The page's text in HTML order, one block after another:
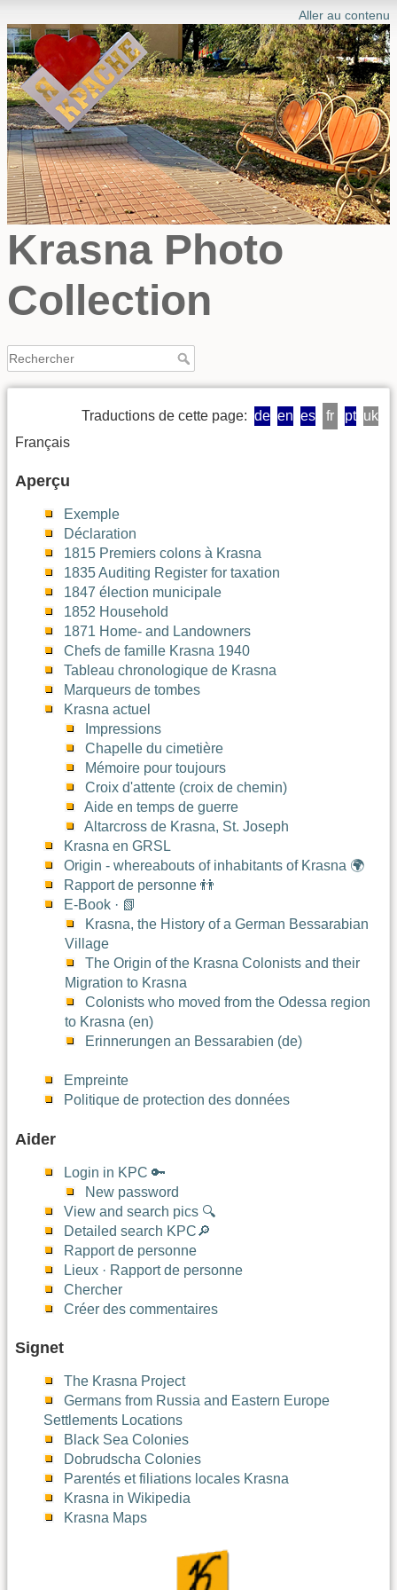
Aller au contenu
Krasna Photo
Collection
Traductions de cette page: de en es fr pt uk
Français
Aperçu
Exemple
Déclaration
1815 Premiers colons à Krasna
1835 Auditing Register for taxation
1847 élection municipale
1852 Household
1871 Home- and Landowners
Chefs de famille Krasna 1940
Tableau chronologique de Krasna
Marqueurs de tombes
Krasna actuel
Impressions
Chapelle du cimetière
Mémoire pour toujours
Croix d'attente (croix de chemin)
Aide en temps de guerre
Altarcross de Krasna, St. Joseph
Krasna en GRSL
Origin - whereabouts of inhabitants of Krasna 🌍
Rapport de personne 👬
E-Book · 📗
Krasna, the History of a German Bessarabian
Village
The Origin of the Krasna Colonists and their
Migration to Krasna
Colonists who moved from the Odessa region
to Krasna (en)
Erinnerungen an Bessarabien (de)
Empreinte
Politique de protection des données
Aider
Login in KPC 🔑
New password
View and search pics 🔍
Detailed search KPC🔎
Rapport de personne
Lieux · Rapport de personne
Chercher
Créer des commentaires
Signet
The Krasna Project
Germans from Russia and Eastern Europe
Settlements Locations
Black Sea Colonies
Dobrudscha Colonies
Parentés et filiations locales Krasna
Krasna in Wikipedia
Krasna Maps